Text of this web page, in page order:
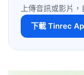
上傳音訊或影片
下載 Tinrec